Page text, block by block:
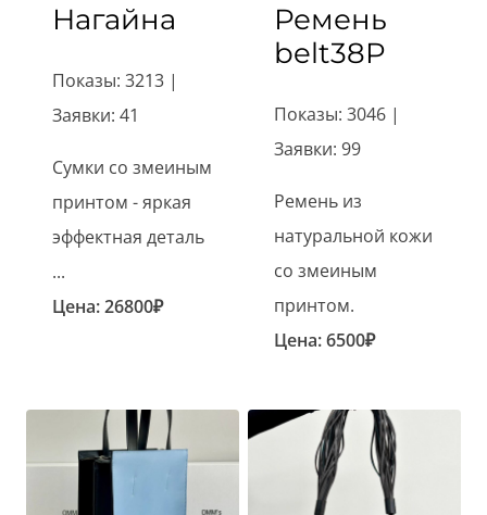
Нагайна
Показы: 3213 |
Заявки: 41
Сумки со змеиным
принтом - яркая
эффектная деталь
...
Цена:26800₽
Ремень
belt38P
Показы: 3046 |
Заявки: 99
Ремень из
натуральной кожи
со змеиным
принтом.
Цена:6500₽